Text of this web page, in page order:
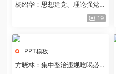
杨绍华：思想建党、理论强党的
19
PPT模板
方晓林：集中整治违规吃喝必须